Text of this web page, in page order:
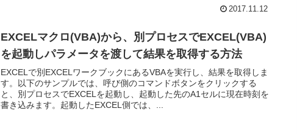
2017.11.12
EXCELマクロ(VBA)から、別プロセスでEXCEL(VBA)
を起動しパラメータを渡して結果を取得する方法
EXCELで別EXCELワークブックにあるVBAを実行し、結果を取得しま
す。以下のサンプルでは、呼び側のコマンドボタンをクリックする
と、別プロセスでEXCELを起動し、起動した先のA1セルに現在時刻を
書き込みます。起動したEXCEL側では、...